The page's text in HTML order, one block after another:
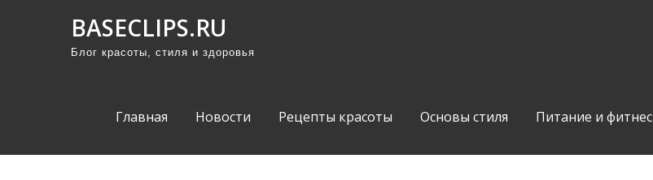
BASECLIPS.RU
Блог красоты, стиля и здоровья
Главная Новости Рецепты красоты Основы стиля Питание и фитнес